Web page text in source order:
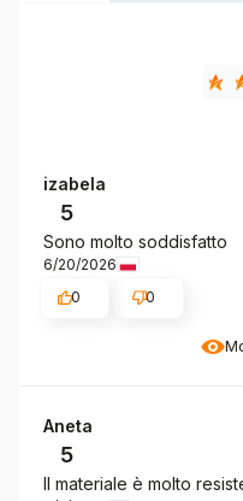
izabela
5
Sono molto soddisfatto
6/20/2026
0
0
Aneta
5
Il materiale è molto